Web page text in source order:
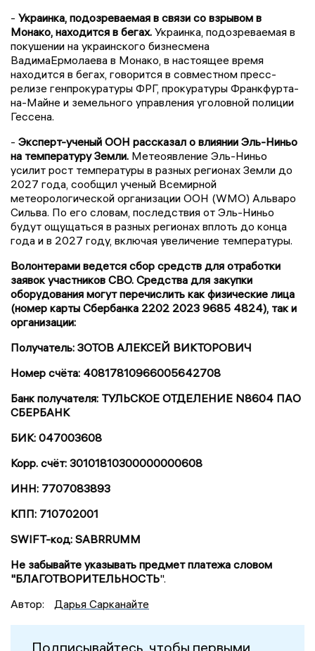
- Украинка, подозреваемая в связи со взрывом в
Монако, находится в бегах. Украинка, подозреваемая в
покушении на украинского бизнесмена
ВадимаЕрмолаева в Монако, в настоящее время
находится в бегах, говорится в совместном пресс-
релизе генпрокуратуры ФРГ, прокуратуры Франкфурта-
на-Майне и земельного управления уголовной полиции
Гессена.
- Эксперт-ученый ООН рассказал о влиянии Эль-Ниньо
на температуру Земли. Метеоявление Эль-Ниньо
усилит рост температуры в разных регионах Земли до
2027 года, сообщил ученый Всемирной
метеорологической организации ООН (WMO) Альваро
Сильва. По его словам, последствия от Эль-Ниньо
будут ощущаться в разных регионах вплоть до конца
года и в 2027 году, включая увеличение температуры.
Волонтерами ведется сбор средств для отработки
заявок участников СВО. Средства для закупки
оборудования могут перечислить как физические лица
(номер карты Сбербанка 2202 2023 9685 4824), так и
организации:
Получатель: ЗОТОВ АЛЕКСЕЙ ВИКТОРОВИЧ
Номер счёта: 40817810966005642708
Банк получателя: ТУЛЬСКОЕ ОТДЕЛЕНИЕ N8604 ПАО
СБЕРБАНК
БИК: 047003608
Корр. счёт: 30101810300000000608
ИНН: 7707083893
КПП: 710702001
SWIFT-код: SABRRUMM
Не забывайте указывать предмет платежа словом
"БЛАГОТВОРИТЕЛЬНОСТЬ".
Автор:
Дарья Сарканайте
Подписывайтесь, чтобы первыми